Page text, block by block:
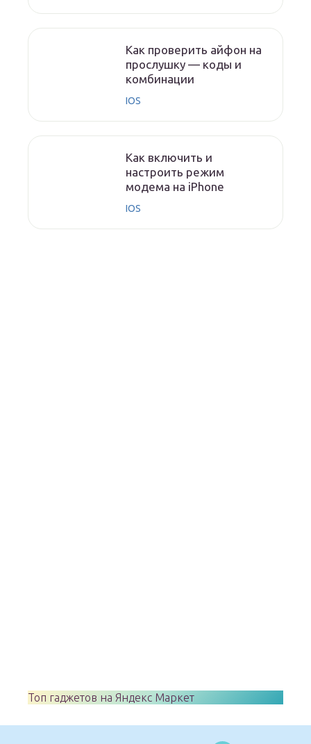
Как проверить айфон на
прослушку — коды и
комбинации
IOS
Как включить и
настроить режим
модема на iPhone
IOS
Топ гаджетов на Яндекс Маркет